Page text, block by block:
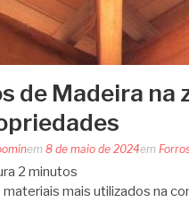
de Madeira na
em 8 de maio de 2024em
2 minutos
mais utilizados na